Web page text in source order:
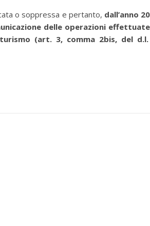
o soppressa e pertanto, dall’anno
delle operazioni
(art. 3, comma 2bis, del